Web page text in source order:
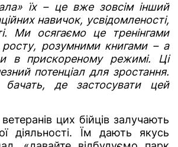
їх – це вже зовсім інший
навичок, усвідомленості,
Ми осягаємо це тренінгами
росту, розумними книгами – а
в прискореному режимі. Ці
потенціал для зростання.
де застосувати цей
цих бійців залучають
діяльності. Їм дають якусь